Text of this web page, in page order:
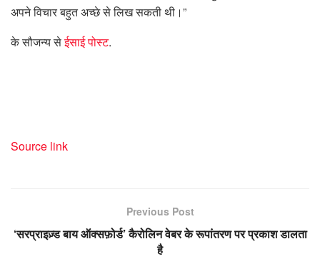
अपने विचार बहुत अच्छे से लिख सकती थी।”
के सौजन्य सेईसाई पोस्ट.
Source link
Previous Post
‘सरप्राइज़्ड बाय ऑक्सफ़ोर्ड’ कैरोलिन वेबर के रूपांतरण पर प्रकाश डालता
है